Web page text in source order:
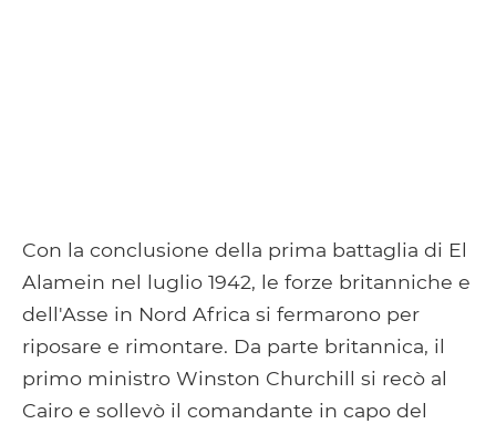
Con la conclusione della prima battaglia di El
Alamein nel luglio 1942, le forze britanniche e
dell'Asse in Nord Africa si fermarono per
riposare e rimontare. Da parte britannica, il
primo ministro Winston Churchill si recò al
Cairo e sollevò il comandante in capo del